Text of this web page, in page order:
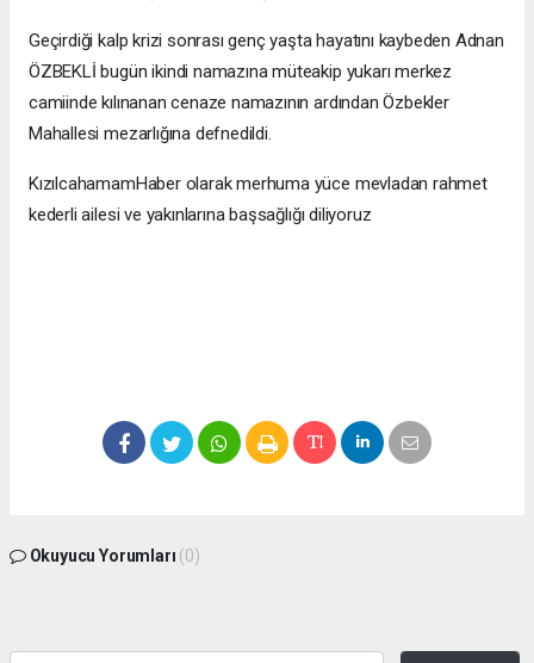
Geçirdiği kalp krizi sonrası genç yaşta hayatını kaybeden Adnan
ÖZBEKLİ bugün ikindi namazına müteakip yukarı merkez
camiinde kılınanan cenaze namazının ardından Özbekler
Mahallesi mezarlığına defnedildi.
KızılcahamamHaber olarak merhuma yüce mevladan rahmet
kederli ailesi ve yakınlarına başsağlığı diliyoruz
Okuyucu Yorumları (0)